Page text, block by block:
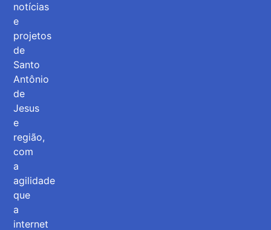
notícias
e
projetos
de
Santo
Antônio
de
Jesus
e
região,
com
a
agilidade
que
a
internet